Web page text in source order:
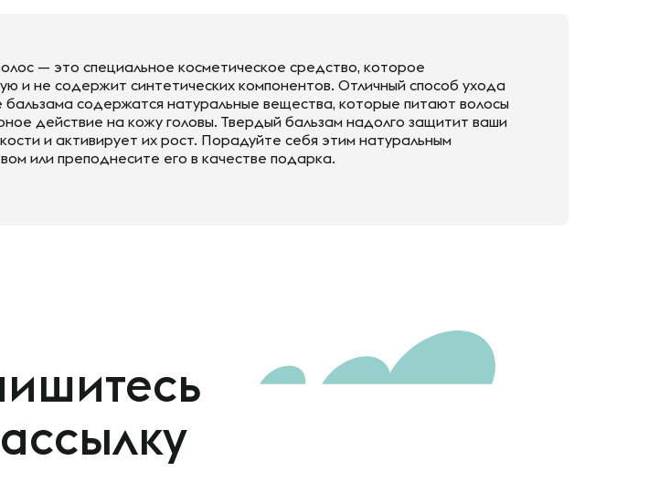
— это специальное косметическое средство, которое
и не содержит синтетических компонентов. Отличный способ ухода
бальзама содержатся натуральные вещества, которые питают волосы
действие на кожу головы. Твердый бальзам надолго защитит ваши
и активирует их рост. Порадуйте себя этим натуральным
или преподнесите его в качестве подарка.